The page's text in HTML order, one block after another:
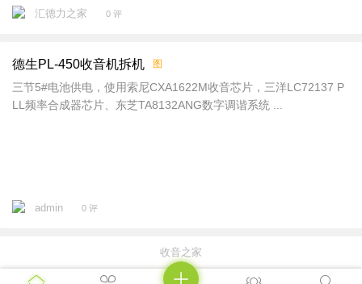

汇德力之家 0 评
德生PL-450收音机拆机 图
三节5#电池供电，使用索尼CXA1622M收音芯片，三洋LC72137 P
LL频率合成器芯片‌、东芝TA8132ANG数字调谐系统 ...
admin 0 评
收音之家